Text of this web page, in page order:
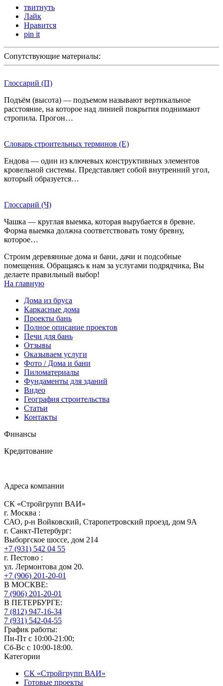
твитнуть
Лайк
Нравится
pin it
Сопутствующие материалы:
Глоссарий (П)
Подъём (высота) — подъемом называют вертикальное
расстояние, на которое над линией покрытия поднимают
стропила. Прогон…
Словарь строительных терминов (Е)
Ендова — один из ключевых конструктивных элементов
кровельной системы. Представляет собой внутренний угол,
который образуется…
Глоссарий (Ч)
Чашка — круглая выемка, которая вырубается в бревне.
Форма выемка должна соответствовать тому бревну,
которое…
Строим деревянные дома и бани, дачи и подсобные
помещения. Обращаясь к нам за услугами подрядчика, Вы
делаете правильный выбор!
На главную
Дома из бруса
Каркасные дома
Проекты бань
Полное описание проектов
Печи для бань
Отзывы
Оказываем услуги
Фото / Дома и бани
Пиломатериалы
Фундаменты для зданий
Видео
География строительства
Статьи
Контакты
Финансы
Кредитование
Адреса компании
СК «Стройгрупп ВАИ»
г. Москва :
САО, р-н Войковский, Старопетровский проезд, дом 9А
г. Санкт-Петербург:
Выборгское шоссе, дом 214
+7 (931) 542 04 55
г. Пестово :
ул. Лермонтова дом 20.
+7 (906) 201-20-01
В МОСКВЕ:
7 (906) 201-20-01
В ПЕТЕРБУРГЕ:
7 (812) 947-16-34
7 (931) 542-04-55
График работы:
Пн-Пт с 10:00-21:00;
Сб-Вс с 10:00-18:00.
Категории
СК «Стройгрупп ВАИ»
Готовые проекты